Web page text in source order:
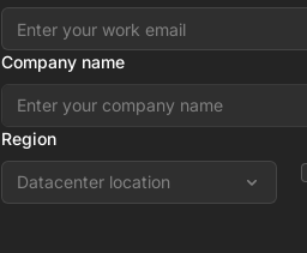
Company name
Region
Datacenter location